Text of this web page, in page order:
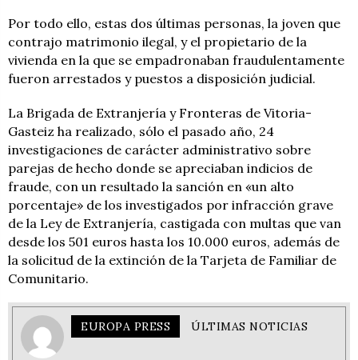
Por todo ello, estas dos últimas personas, la joven que
contrajo matrimonio ilegal, y el propietario de la
vivienda en la que se empadronaban fraudulentamente
fueron arrestados y puestos a disposición judicial.
La Brigada de Extranjería y Fronteras de Vitoria-
Gasteiz ha realizado, sólo el pasado año, 24
investigaciones de carácter administrativo sobre
parejas de hecho donde se apreciaban indicios de
fraude, con un resultado la sanción en «un alto
porcentaje» de los investigados por infracción grave
de la Ley de Extranjería, castigada con multas que van
desde los 501 euros hasta los 10.000 euros, además de
la solicitud de la extinción de la Tarjeta de Familiar de
Comunitario.
EUROPA PRESS ÚLTIMAS NOTICIAS